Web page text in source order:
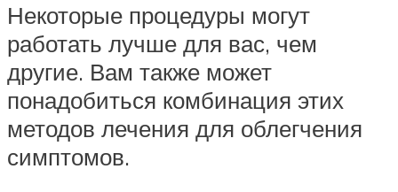
Некоторые процедуры могут
работать лучше для вас, чем
другие. Вам также может
понадобиться комбинация этих
методов лечения для облегчения
симптомов.